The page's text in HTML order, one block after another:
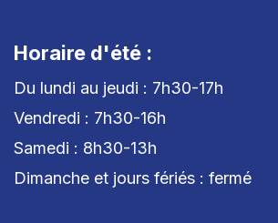
Horaire d'été :
Du lundi au jeudi : 7h30-17h
Vendredi : 7h30-16h
Samedi : 8h30-13h
Dimanche et jours fériés : fermé